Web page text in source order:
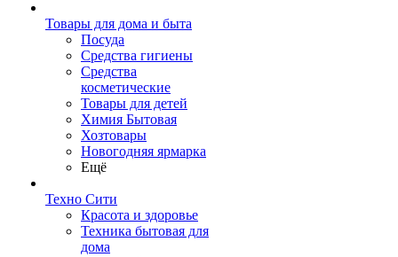
Товары для дома и быта
Посуда
Средства гигиены
Средства
косметические
Товары для детей
Химия Бытовая
Хозтовары
Новогодняя ярмарка
Ещё
Техно Сити
Красота и здоровье
Техника бытовая для
дома